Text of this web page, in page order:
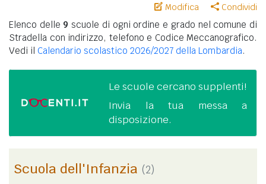
Modifica Condividi
Elenco delle 9 scuole di ogni ordine e grado nel comune di
Stradella con indirizzo, telefono e Codice Meccanografico.
Vedi il Calendario scolastico 2026/2027 della Lombardia.
Le scuole cercano supplenti!
Invia la tua messa a
disposizione.
Scuola dell'Infanzia (2)